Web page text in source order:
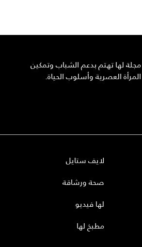
مجلة لها تهتم بدعم الشباب وتمكين
المرأة العصرية وأسلوب الحياة.
لايف ستايل
صحة ورشاقة
لها فيديو
مطبخ لها